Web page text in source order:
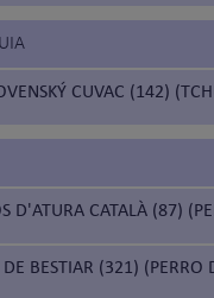
CUVAC (142)
D'ATURA CATALÀ (87)
DE BESTIAR (321) (PERRO